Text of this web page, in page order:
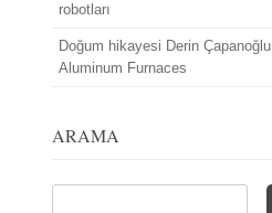
robotları
Doğum hikayesi Derin Çapanoğlu
Aluminum Furnaces
ARAMA